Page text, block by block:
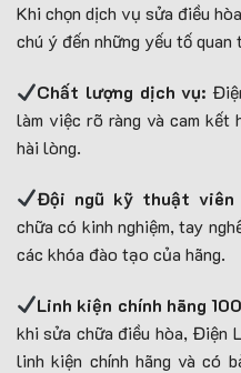
Khi chọn dịch vụ sửa điều
chú ý đến những yếu tố quan
Chất lượng dịch vụ:
làm việc rõ ràng và cam kết
hài lòng.
Đội ngũ kỹ thuật viên
chữa có kinh nghiệm, tay
các khóa đào tạo của hãng.
Linh kiện chính hãng
khi sửa chữa điều hòa, Điện
linh kiện chính hãng và có